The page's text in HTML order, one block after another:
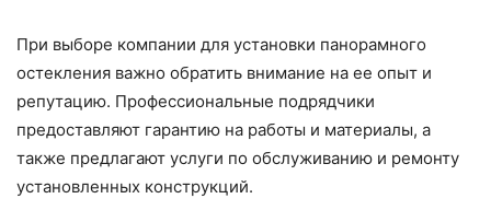
При выборе компании для установки панорамного
остекления важно обратить внимание на ее опыт и
репутацию. Профессиональные подрядчики
предоставляют гарантию на работы и материалы, а
также предлагают услуги по обслуживанию и ремонту
установленных конструкций.